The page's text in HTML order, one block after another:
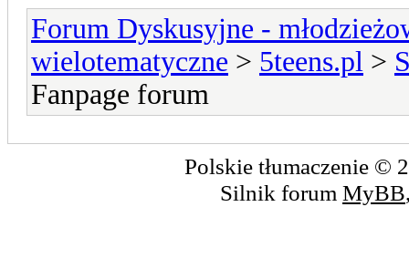
Forum Dyskusyjne -
wielotematyczne > 5teens.pl >
Fanpage forum
Polskie tłumaczenie ©
Silnik forum MyBB